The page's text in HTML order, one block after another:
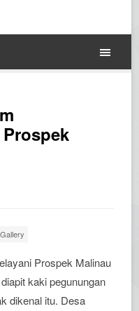
Prospek Malinau
kaki pegunungan
dikenal itu. Desa